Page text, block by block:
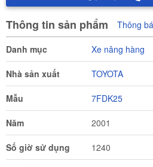
Thông tin sản phẩm Thông
Danh mục Xe nâng hàng
Nhà sản xuất TOYOTA
Mẫu 7FDK25
Năm 2001
Số giờ sử dụng 1240